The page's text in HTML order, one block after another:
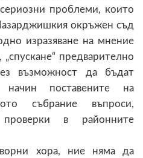
сериозни проблеми, които
окръжен съд
изразяване на мнение
предварително
възможност да бъдат
поставените на
събрание въпроси,
проверки в районните
хора, ние няма да